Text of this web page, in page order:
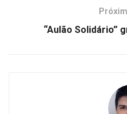
“Aulão Solidário”